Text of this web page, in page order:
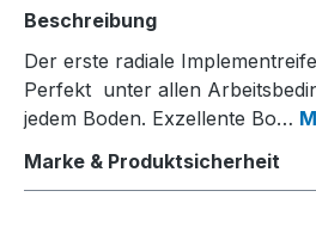
Beschreibung
Der erste radiale
Perfekt unter allen
jedem Boden. Exzellente Bo…
Marke & Produktsicherheit